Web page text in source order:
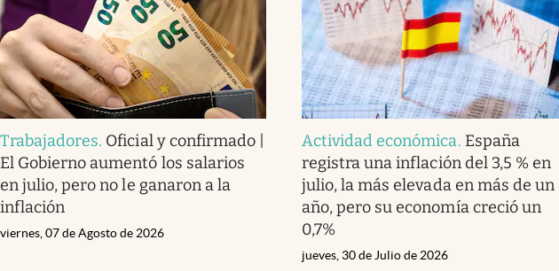
Trabajadores. Oficial y confirmado |
El Gobierno aumentó los salarios
en julio, pero no le ganaron a la
inflación
viernes, 07 de Agosto de 2026
Actividad económica. España
registra una inflación del 3,5 % en
julio, la más elevada en más de un
año, pero su economía creció un
0,7%
jueves, 30 de Julio de 2026